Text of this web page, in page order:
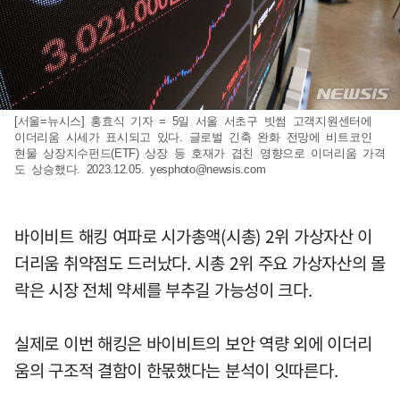
[서울=뉴시스] 홍효식 기자 = 5일 서울 서초구 빗썸 고객지원센터에
이더리움 시세가 표시되고 있다. 글로벌 긴축 완화 전망에 비트코인
현물 상장지수펀드(ETF) 상장 등 호재가 겹친 영향으로 이더리움 가격
도 상승했다. 2023.12.05. yesphoto@newsis.com
바이비트 해킹 여파로 시가총액(시총) 2위 가상자산 이
더리움 취약점도 드러났다. 시총 2위 주요 가상자산의 몰
락은 시장 전체 약세를 부추길 가능성이 크다.
실제로 이번 해킹은 바이비트의 보안 역량 외에 이더리
움의 구조적 결함이 한몫했다는 분석이 잇따른다.